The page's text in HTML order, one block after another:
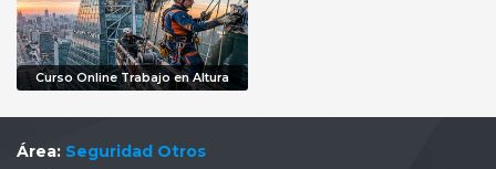
Curso Online Trabajo en Altura
Área: Seguridad Otros